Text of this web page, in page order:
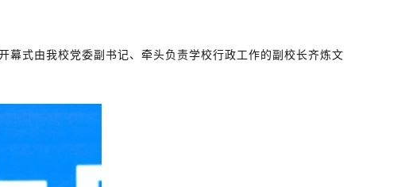
幕式由我校党委副书记、牵头负责学校行政工作的副校长齐炼文